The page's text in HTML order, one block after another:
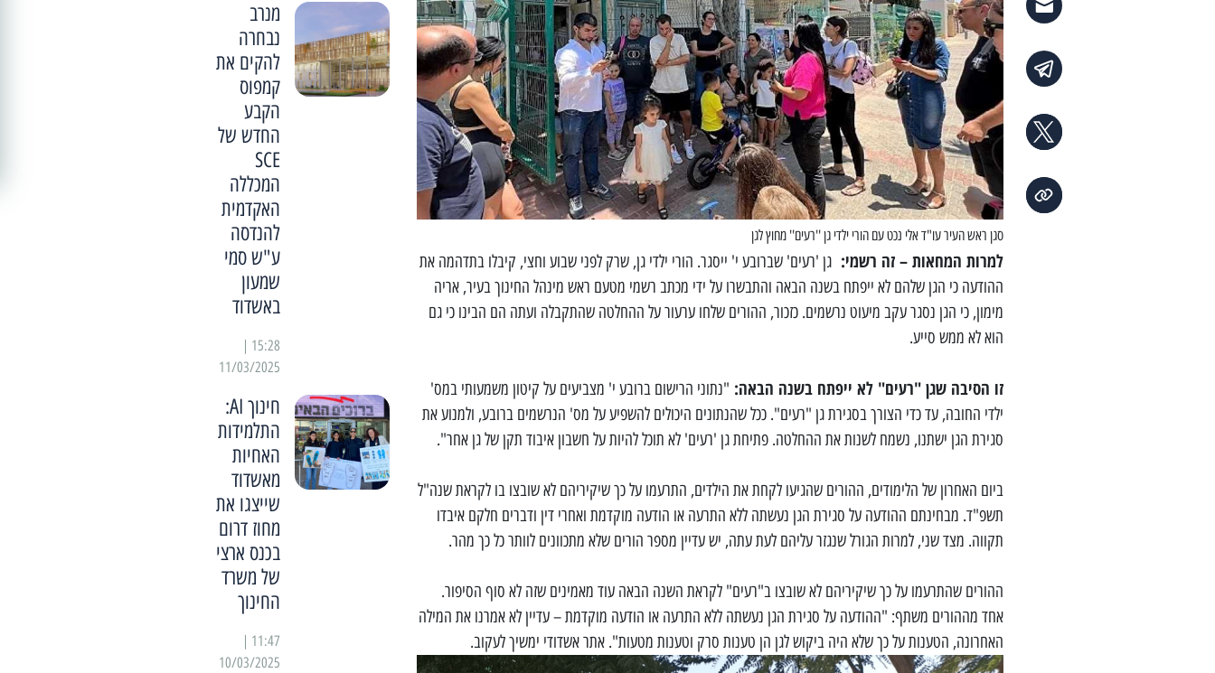
סגן ראש העיר עו"ד אלי נכט עם הורי ילדי גן ''רעים'' מחוץ לגן
למרות המחאות – זה רשמי: גן 'רעים' שברובע י' ייסגר. הורי ילדי גן, שרק לפני שבוע וחצי, קיבלו בתדהמה את
ההודעה כי הגן שלהם לא ייפתח בשנה הבאה והתבשרו על ידי מכתב רשמי מטעם ראש מינהל החינוך בעיר, אריה
מימון, כי הגן נסגר עקב מיעוט נרשמים. כזכור, ההורים שלחו ערעור על ההחלטה שהתקבלה ועתה הם הבינו כי גם
הוא לא ממש סייע.
זו הסיבה שגן "רעים" לא ייפתח בשנה הבאה: "נתוני הרישום ברובע י' מצביעים על קיטון משמעותי במס'
ילדי החובה, עד כדי הצורך בסגירת גן "רעים". ככל שהנתונים היכולים להשפיע על מס' הנרשמים ברובע, ולמנוע את
סגירת הגן ישתנו, נשמח לשנות את ההחלטה. פתיחת גן 'רעים' לא תוכל להיות על חשבון איבוד תקן של גן אחר".
ביום האחרון של הלימודים, ההורים שהגיעו לקחת את הילדים, התרעמו על כך שיקיריהם לא שובצו בו לקראת שנה"ל
תשפ"ד. מבחינתם ההודעה על סגירת הגן נעשתה ללא התרעה או הודעה מוקדמת ואחרי דין ודברים חלקם איבדו
תקווה. מצד שני, למרות הגורל שנגזר עליהם לעת עתה, יש עדיין מספר הורים שלא מתכוונים לוותר כל כך מהר.
ההורים שהתרעמו על כך שיקיריהם לא שובצו ב"רעים" לקראת השנה הבאה עוד מאמינים שזה לא סוף הסיפור.
אחד מההורים משתף: "ההודעה על סגירת הגן נעשתה ללא התרעה או הודעה מוקדמת – עדיין לא אמרנו את המילה
האחרונה, הטענות על כך שלא היה ביקוש לגן הן טענות סרק וטענות מטעות". אתר אשדודי ימשיך לעקוב.
מנרב
נבחרה
להקים את
קמפוס
הקבע
החדש של
SCE
המכללה
האקדמית
להנדסה
ע"ש סמי
שמעון
באשדוד
11/03/2025
חינוך AI:
התלמידות
האחיות
מאשדוד
שייצגו את
מחוז דרום
בכנס ארצי
של משרד
החינוך
10/03/2025